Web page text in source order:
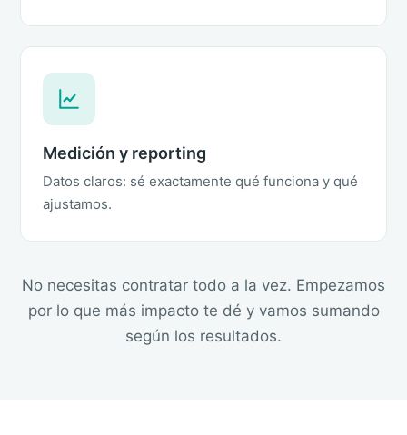
Medición y reporting
Datos claros: sé exactamente qué funciona y qué
ajustamos.
No necesitas contratar todo a la vez. Empezamos
por lo que más impacto te dé y vamos sumando
según los resultados.